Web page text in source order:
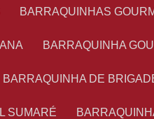
BARRAQUINHAS
BARRAQUINHA
BARRAQUINHA DE
SUMARÉ